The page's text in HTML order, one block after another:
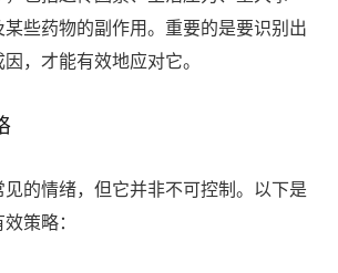
些药物的副作用。重要的是要识别出
，才能有效地应对它。
见的情绪，但它并非不可控制。以下是
策略：